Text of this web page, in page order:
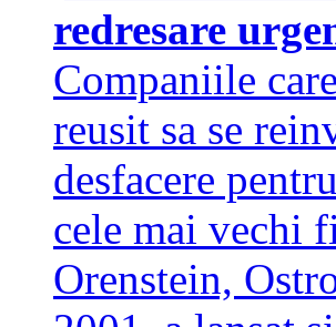
redresare
Companiile
reusit sa se
desfacere
cele mai vechi
Orenstein,